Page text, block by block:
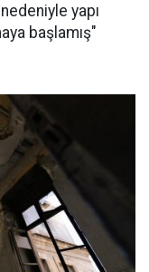
yapı
başlamış"